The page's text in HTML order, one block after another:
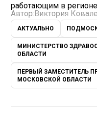
работающим в
Автор: Виктория
АКТУАЛЬНО
МИНИСТЕРСТВО
ОБЛАСТИ
ПЕРВЫЙ ЗАМЕСТИТЕЛЬ
МОСКОВСКОЙ ОБЛАСТИ